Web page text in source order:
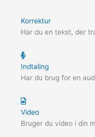
Korrektur
Har du en tekst, der
Indtaling
Har du brug for en
Video
Bruger du video i din